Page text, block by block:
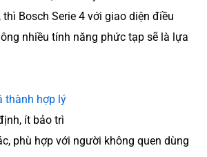
, thì Bosch Serie 4 với giao diện điều
nhiều tính năng phức tạp sẽ là lựa
thành hợp lý
ít bảo trì
phù hợp với người không quen dùng